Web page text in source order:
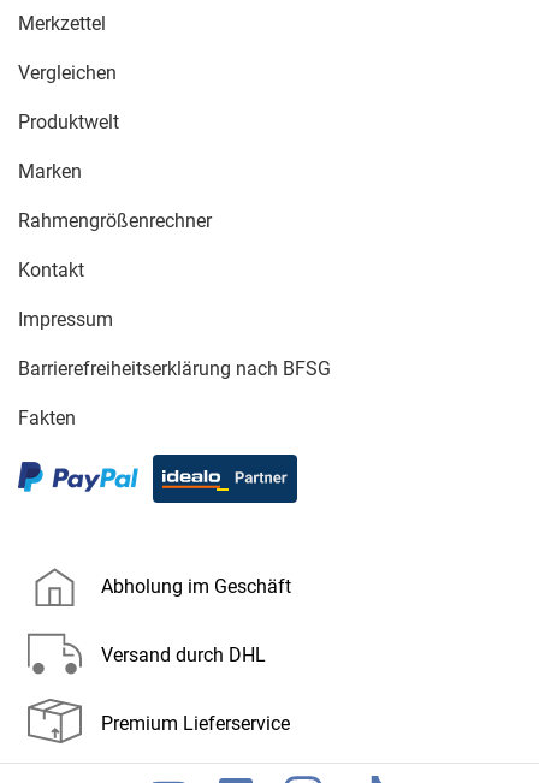
Merkzettel
Vergleichen
Produktwelt
Marken
Rahmengrößenrechner
Kontakt
Impressum
Barrierefreiheitserklärung nach BFSG
Fakten
Abholung im Geschäft
Versand durch DHL
Premium Lieferservice